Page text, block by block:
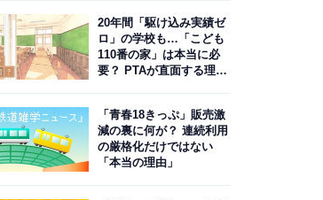
20年間「駆け込み実績ゼ
ロ」の学校も…「こども
110番の家」は本当に必
要？ PTAが直面する理想
「青春18きっぷ」販売激
減の裏に何が？ 連続利用
の厳格化だけではない
「本当の理由」